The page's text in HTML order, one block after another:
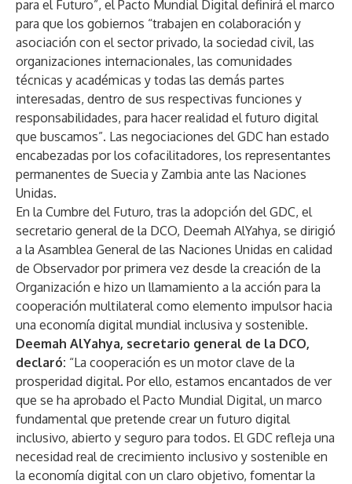
para el Futuro”, el Pacto Mundial Digital definirá el marco
para que los gobiernos “trabajen en colaboración y
asociación con el sector privado, la sociedad civil, las
organizaciones internacionales, las comunidades
técnicas y académicas y todas las demás partes
interesadas, dentro de sus respectivas funciones y
responsabilidades, para hacer realidad el futuro digital
que buscamos”. Las negociaciones del GDC han estado
encabezadas por los cofacilitadores, los representantes
permanentes de Suecia y Zambia ante las Naciones
Unidas.
En la Cumbre del Futuro, tras la adopción del GDC, el
secretario general de la DCO, Deemah AlYahya, se dirigió
a la Asamblea General de las Naciones Unidas en calidad
de Observador por primera vez desde la creación de la
Organización e hizo un llamamiento a la acción para la
cooperación multilateral como elemento impulsor hacia
una economía digital mundial inclusiva y sostenible.
Deemah AlYahya, secretario general de la DCO,
declaró: “La cooperación es un motor clave de la
prosperidad digital. Por ello, estamos encantados de ver
que se ha aprobado el Pacto Mundial Digital, un marco
fundamental que pretende crear un futuro digital
inclusivo, abierto y seguro para todos. El GDC refleja una
necesidad real de crecimiento inclusivo y sostenible en
la economía digital con un claro objetivo, fomentar la